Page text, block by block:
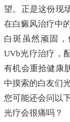
望。正是这份现
在白癜风治疗中
白斑虽然顽固
UVb光疗治疗，
有机会重拾健康
中摸索的白友们
您可能还会问以
光疗会很痛吗？